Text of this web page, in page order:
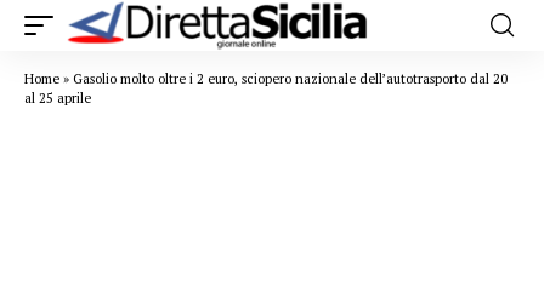
Home » Gasolio molto oltre i 2 euro, sciopero nazionale dell’autotrasporto dal 20
al 25 aprile